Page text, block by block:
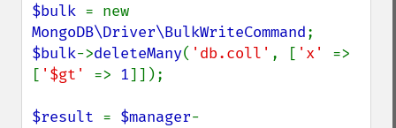
$bulk
MongoDB\Driver\BulkWriteCommand
$bulk->deleteMany( 'db.coll' , [ 'x' =>
[ '$gt' => 1]]);
$result = $manager-